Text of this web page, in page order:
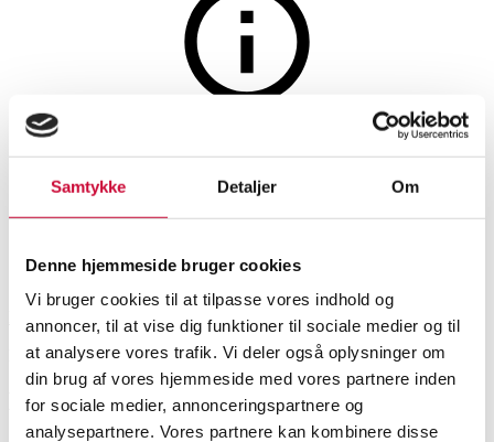
Samtykke Detaljer Om
Denne hjemmeside bruger cookies
Vi bruger cookies til at tilpasse vores indhold og
annoncer, til at vise dig funktioner til sociale medier og til
at analysere vores trafik. Vi deler også oplysninger om
din brug af vores hjemmeside med vores partnere inden
for sociale medier, annonceringspartnere og
analysepartnere. Vores partnere kan kombinere disse
Vin
7 fl. hvidvine (7)
SHOWROOMVURDERING
DKK 1.000
VARENUMMER
6499979
Momsvare
Beskrivelse